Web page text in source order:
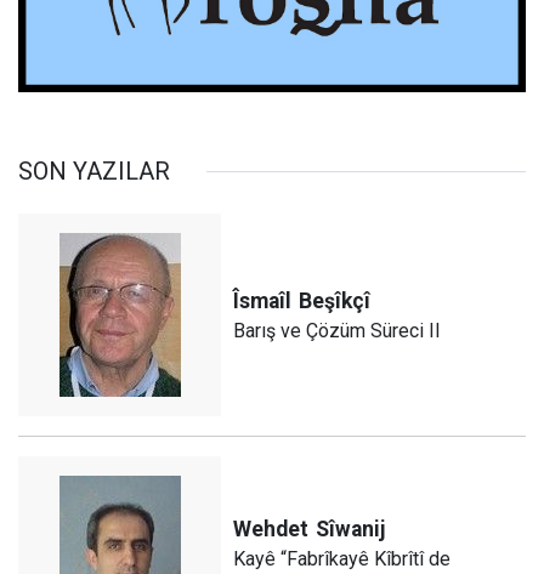
SON YAZILAR
Îsmaîl Beşîkçî
Barış ve Çözüm Süreci II
Wehdet Sîwanij
Kayê “Fabrîkayê Kîbrîtî de